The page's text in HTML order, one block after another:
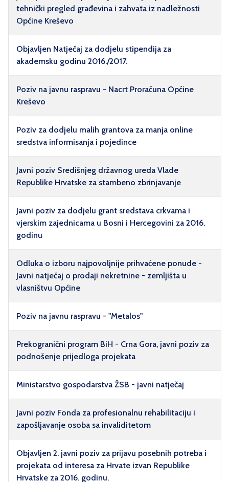
tehnički pregled građevina i zahvata iz nadležnosti
Općine Kreševo
Objavljen Natječaj za dodjelu stipendija za
akademsku godinu 2016./2017.
Poziv na javnu raspravu - Nacrt Proračuna Općine
Kreševo
Poziv za dodjelu malih grantova za manja online
sredstva informisanja i pojedince
Javni poziv Središnjeg državnog ureda Vlade
Republike Hrvatske za stambeno zbrinjavanje
Javni poziv za dodjelu grant sredstava crkvama i
vjerskim zajednicama u Bosni i Hercegovini za 2016.
godinu
Odluka o izboru najpovoljnije prihvaćene ponude -
Javni natječaj o prodaji nekretnine - zemljišta u
vlasništvu Općine
Poziv na javnu raspravu - "Metalos"
Prekogranični program BiH - Crna Gora, javni poziv za
podnošenje prijedloga projekata
Ministarstvo gospodarstva ŽSB - javni natječaj
Javni poziv Fonda za profesionalnu rehabilitaciju i
zapošljavanje osoba sa invaliditetom
Objavljen 2. javni poziv za prijavu posebnih potreba i
projekata od interesa za Hrvate izvan Republike
Hrvatske za 2016. godinu.